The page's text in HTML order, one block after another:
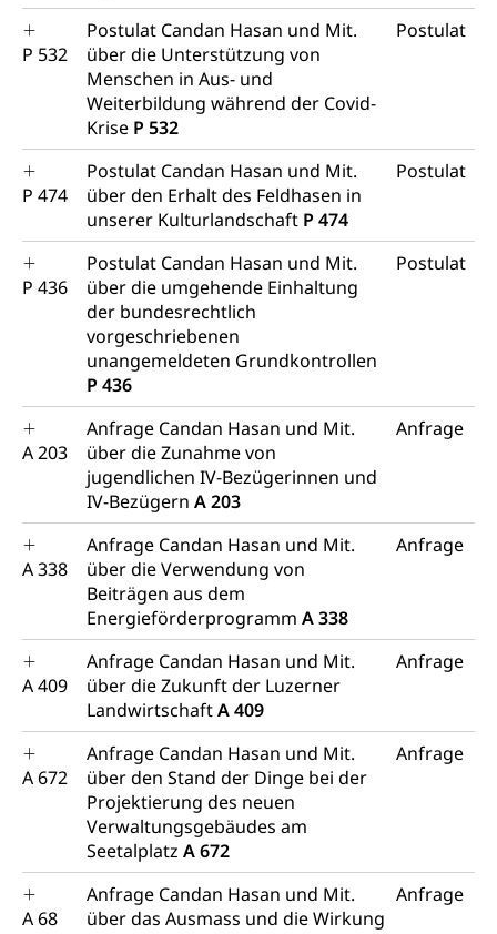
P 532
Postulat Candan Hasan und Mit.
über die Unterstützung von
Menschen in Aus- und
Weiterbildung während der Covid-
Krise P 532
Postulat
P 474
Postulat Candan Hasan und Mit.
über den Erhalt des Feldhasen in
unserer Kulturlandschaft P 474
Postulat
P 436
Postulat Candan Hasan und Mit.
über die umgehende Einhaltung
der bundesrechtlich
vorgeschriebenen
unangemeldeten Grundkontrollen
P 436
Postulat
A 203
Anfrage Candan Hasan und Mit.
über die Zunahme von
jugendlichen IV-Bezügerinnen und
IV-Bezügern A 203
Anfrage
A 338
Anfrage Candan Hasan und Mit.
über die Verwendung von
Beiträgen aus dem
Energieförderprogramm A 338
Anfrage
A 409
Anfrage Candan Hasan und Mit.
über die Zukunft der Luzerner
LandwirtschaftA 409
Anfrage
A 672
Anfrage Candan Hasan und Mit.
über den Stand der Dinge bei der
Projektierung des neuen
Verwaltungsgebäudes am
Seetalplatz A 672
Anfrage
A 68
Anfrage Candan Hasan und Mit.
über das Ausmass und die Wirkung
Anfrage